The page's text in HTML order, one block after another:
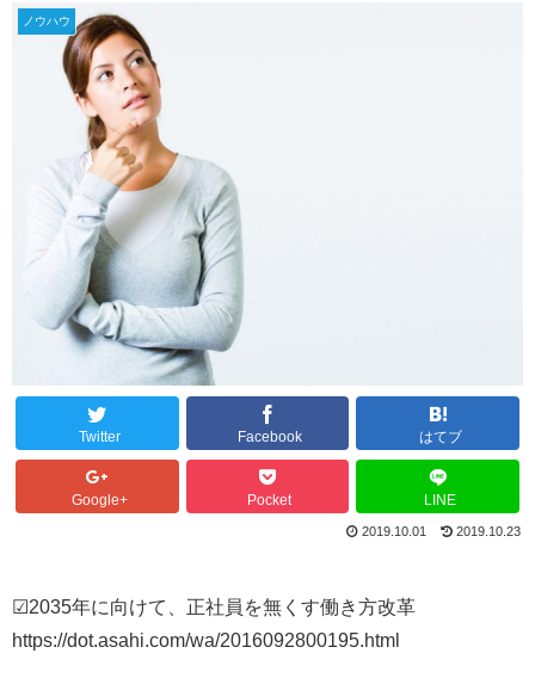
ノウハウ
Twitter Facebook はてブ
Google+ Pocket LINE
2019.10.01 2019.10.23
☑2035年に向けて、正社員を無くす働き方改革
https://dot.asahi.com/wa/2016092800195.html